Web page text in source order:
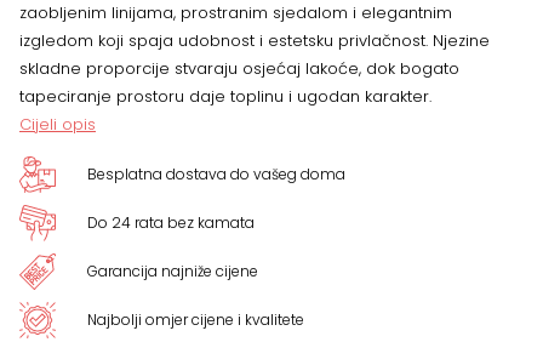
i
furniru
oraha
količina
zaobljenim linijama, prostranim sjedalom i elegantnim
izgledom koji spaja udobnost i estetsku privlačnost. Njezine
skladne proporcije stvaraju osjećaj lakoće, dok bogato
tapeciranje prostoru daje toplinu i ugodan karakter.
Cijeli opis
Besplatna dostava do vašeg doma
Do 24 rata bez kamata
Garancija najniže cijene
Najbolji omjer cijene i kvalitete